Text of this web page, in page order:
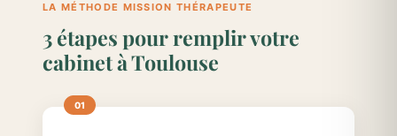
LA MÉTHODE MISSION THÉRAPEUTE
3 étapes pour remplir votre
cabinet à Toulouse